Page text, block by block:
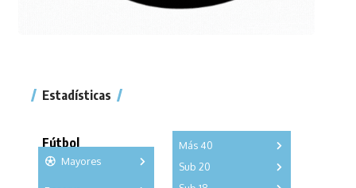
Estadísticas
Fútbol
Mayores
Más 40
Sub 20